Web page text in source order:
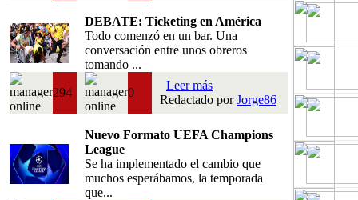
DEBATE: Ticketing en América
Todo comenzó en un bar. Una
conversación entre unos obreros
tomando ...
294 0
Leer más
Redactado porJorge86
Nuevo Formato UEFA Champions
League
Se ha implementado el cambio que
muchos esperábamos, la temporada
que...